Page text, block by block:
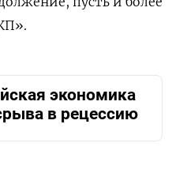
экономика
в рецессию